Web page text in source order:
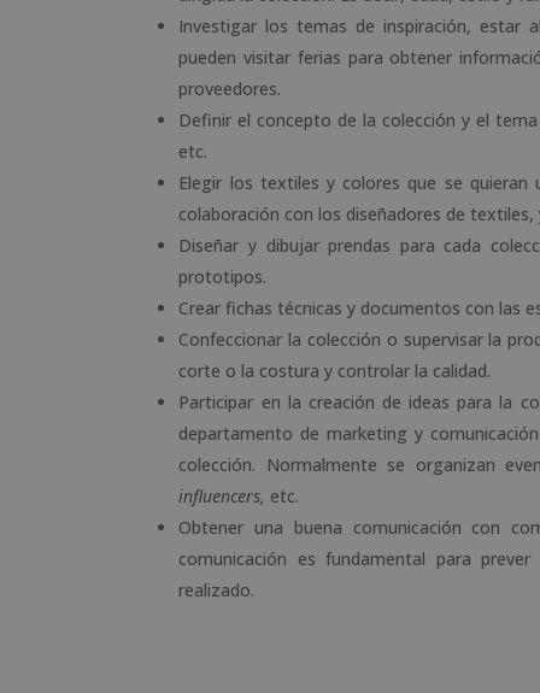
Investigar los temas de inspiración, estar
pueden visitar ferias para obtener
proveedores.
Definir el concepto de la colección y el
etc.
Elegir los textiles y colores que se
colaboración con los diseñadores de
Diseñar y dibujar prendas para cada
prototipos.
Crear fichas técnicas y documentos con las
Confeccionar la colección o supervisar la
corte o la costura y controlar la calidad.
Participar en la creación de ideas para la
departamento de marketing y
colección. Normalmente se organizan
influencers, etc.
Obtener una buena comunicación con
comunicación es fundamental para
realizado.